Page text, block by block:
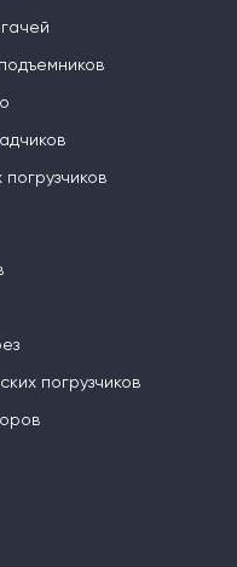
погрузчиков